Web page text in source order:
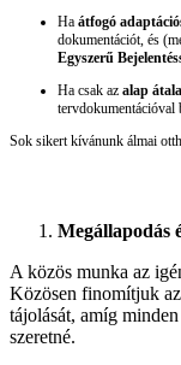
Ha átfogó
dokumentációt, és
Egyszerű
Ha csak az alap
tervdokumentációval
Sok sikert kívánunk álmai
Megállapodás
A közös munka az
Közösen finomítjuk az
tájolását, amíg
szeretné.